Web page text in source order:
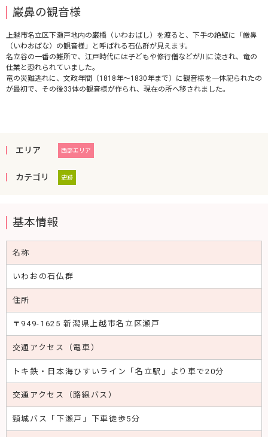
巌鼻の観音様
上越市名立区下瀬戸地内の巌橋（いわおばし）を渡ると、下手の絶壁に「厳鼻
（いわおばな）の観音様」と呼ばれる石仏群が見えます。
名立谷の一番の難所で、江戸時代には子どもや修行僧などが川に流され、竜の
仕業と恐れられていました。
竜の災難逃れに、文政年間（1818年～1830年まで）に観音様を一体祀られたの
が最初で、その後33体の観音様が作られ、現在の所へ移されました。
エリア 西部エリア
カテゴリ 史跡
基本情報
名称
いわおの石仏群
住所
〒949-1625 新潟県上越市名立区瀬戸
交通アクセス（電車）
トキ鉄・日本海ひすいライン「名立駅」より車で20分
交通アクセス（路線バス）
頸城バス「下瀬戸」下車徒歩5分